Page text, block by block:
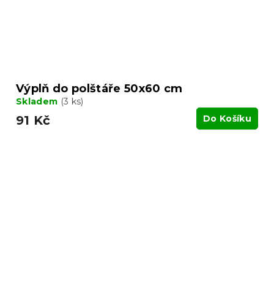
Výplň do polštáře 50x60 cm
Skladem (3 ks)
91 Kč Do Košíku